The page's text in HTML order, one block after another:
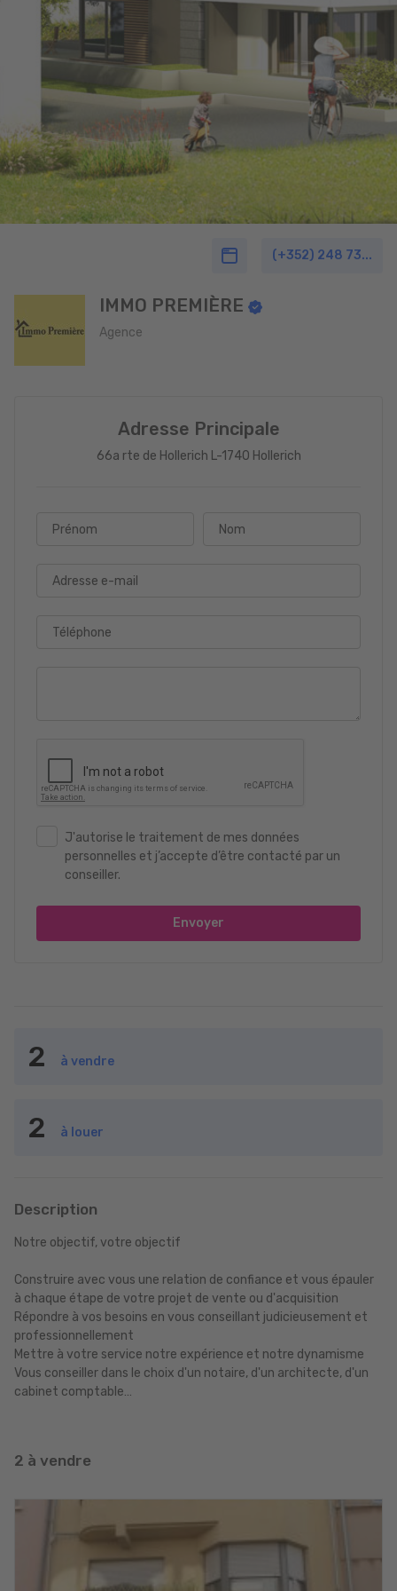
(+352) 248 73...
IMMO PREMIÈRE
Agence
Adresse Principale
66a rte de Hollerich L-1740 Hollerich
Prénom Nom
Adresse e-mail
Téléphone
J'autorise le traitement de mes données
personnelles et j’accepte d’être contacté par un
conseiller.
Envoyer
2 à vendre
2 à louer
Description
Notre objectif, votre objectif
Construire avec vous une relation de confiance et vous épauler
à chaque étape de votre projet de vente ou d'acquisition
Répondre à vos besoins en vous conseillant judicieusement et
professionnellement
Mettre à votre service notre expérience et notre dynamisme
Vous conseiller dans le choix d'un notaire, d'un architecte, d'un
cabinet comptable…
2 à vendre